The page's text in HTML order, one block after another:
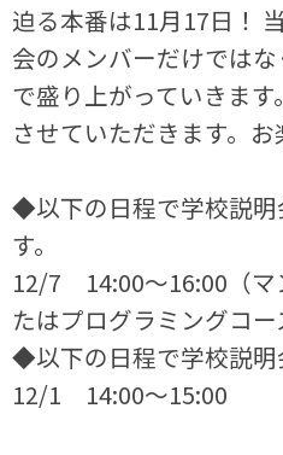
迫る本番は11月17日！
会のメンバーだけでは
で盛り上がっていきま
させていただきます。お
◆以下の日程で学校説明
す。
12/7 14:00～16:00（マ
たはプログラミングコー
◆以下の日程で学校説明
12/1 14:00～15:00